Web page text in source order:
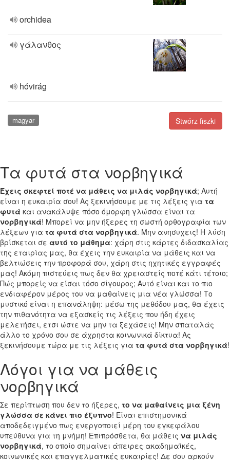
orchidea
γάλανθος
hóvirág
Stwórz fiszki
magyar
Τα φυτά στα νορβηγικά
Έχεις σκεφτεί ποτέ να μάθεις να μιλάς νορβηγικά; Αυτή
είναι η ευκαιρία σου! Ας ξεκινήσουμε με τις λέξεις για τα
φυτά και ανακάλυψε πόσο όμορφη γλώσσα είναι τα
νορβηγικά! Μπορεί να μην ήξερες τη σωστή ορθογραφία των
λέξεων για τα φυτά στα νορβηγικά. Μην ανησυχεις! Η λύση
βρίσκεται σε αυτό το μάθημα: χάρη στις κάρτες διδασκαλίας
της εταιρίας μας, θα έχεις την ευκαιρία να μάθεις και να
βελτιώσεις την προφορά σου, χάρη στις ηχητικές εγγραφές
μας! Ακόμη πιστεύεις πως δεν θα χρειαστείς ποτέ κάτι τέτοιο;
Πώς μπορείς να είσαι τόσο σίγουρος; Αυτό είναι και το πιο
ενδιαφέρον μέρος του να μαθαίνεις μια νέα γλώσσα! Το
μυστικό είναι η επανάληψη: μέσω της μεθόδου μας, θα έχεις
την πιθανότητα να εξασκείς τις λέξεις που ήδη έχεις
μελετήσει, ετσι ώστε να μην τα ξεχάσεις! Μην σπαταλάς
άλλο το χρόνο σου σε άχρηστα κοινωνικά δίκτυα! Ας
ξεκινήσουμε τώρα με τις λέξεις για τα φυτά στα νορβηγικά!
Λόγοι για να μάθεις
νορβηγικά
Σε περίπτωση που δεν το ήξερες, το να μαθαίνεις μια ξένη
γλώσσα σε κάνει πιο έξυπνο! Είναι επιστημονικά
αποδεδειγμένο πως ενεργοποιεί μέρη του εγκεφάλου
υπεύθυνα για τη μνήμη! Επιπρόσθετα, θα μάθεις να μιλάς
νορβηγικά, το οποίο σημαίνει άπειρες ακαδημαϊκές,
κοινωνικές και επαγγελματικές ευκαιρίες! Δε σου αρκούν